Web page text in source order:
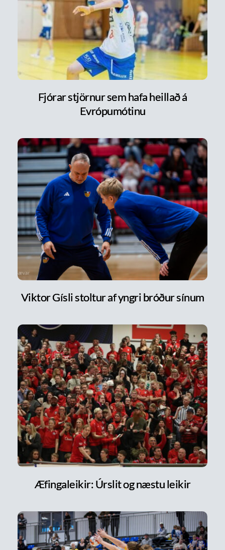
Fjórar stjörnur sem hafa heillað á
Evrópumótinu
Viktor Gísli stoltur af yngri bróður sínum
Æfingaleikir: Úrslit og næstu leikir